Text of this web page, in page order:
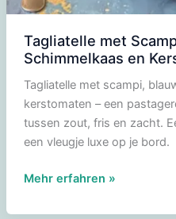
Tagliatelle met
Schimmelkaas en
Tagliatelle met scampi,
kerstomaten – een
tussen zout, fris en zacht.
een vleugje luxe op je bord.
Tagliatelle
Scampi,
Mehr erfahren »